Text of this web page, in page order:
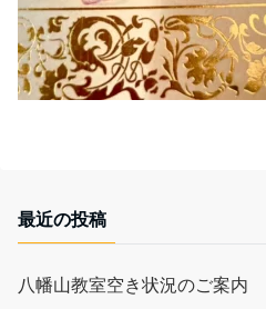
最近の投稿
八幡山教室空き状況のご案内